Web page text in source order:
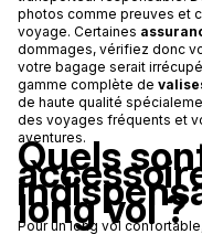
photos comme preuves et
voyage. Certaines
dommages, vérifiez donc
votre bagage serait
gamme complète de
de haute qualité
des voyages fréquents et
aventures.
Quels
long vol ?
Pour un long vol